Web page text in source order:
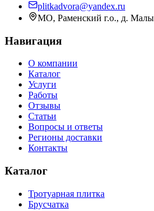
plitkadvora@yandex.ru
МО, Раменский г.о., д.
Навигация
О компании
Каталог
Услуги
Работы
Отзывы
Статьи
Вопросы и ответы
Регионы доставки
Контакты
Каталог
Тротуарная плитка
Брусчатка